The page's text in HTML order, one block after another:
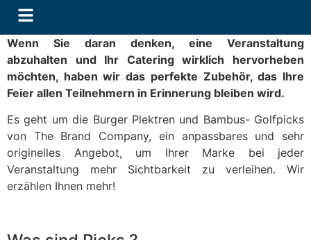
Wenn Sie daran denken, eine Veranstaltung
abzuhalten und Ihr Catering wirklich hervorheben
möchten, haben wir das perfekte Zubehör, das Ihre
Feier allen Teilnehmern in Erinnerung bleiben wird.
Es geht um die Burger Plektren und Bambus- Golfpicks
von The Brand Company, ein anpassbares und sehr
originelles Angebot, um Ihrer Marke bei jeder
Veranstaltung mehr Sichtbarkeit zu verleihen. Wir
erzählen Ihnen mehr!